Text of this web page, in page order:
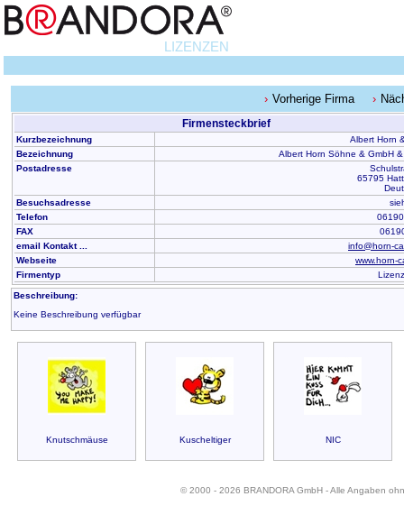
LIZENZEN
Vorherige Firma
Firmensteckbrief
Kurzbezeichnung
Albert Horn
Bezeichnung
Albert Horn Söhne & GmbH
Postadresse
65795
Besuchsadresse
Telefon
FAX
email Kontakt ...
info@horn-
Webseite
www.horn-
Firmentyp
Beschreibung:
Keine Beschreibung verfügbar
Knutschmäuse Kuscheltiger NIC
© 2000 - 2026 BRANDORA GmbH - Alle Angaben